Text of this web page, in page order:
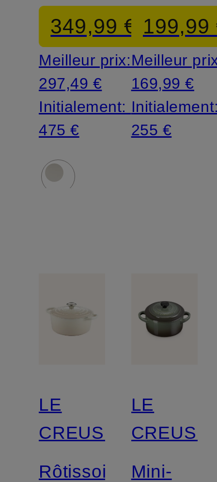
349,99 €
Meilleur prix:
297,49 €
Initialement:
475 €
199,99
Meilleur
169,99 €
255 €
LE
CREUSET
Rôtissoire
LE
Mini-